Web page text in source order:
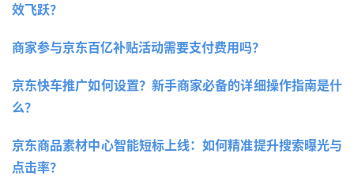
效飞跃？
商家参与京东百亿补贴活动需要支付费用吗？
京东快车推广如何设置？新手商家必备的详细操作指南是什
么？
京东商品素材中心智能短标上线：如何精准提升搜索曝光与
点击率？